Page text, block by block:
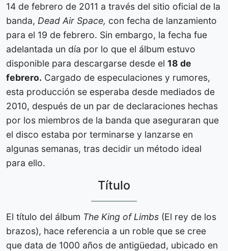
14 de febrero de 2011 a través del sitio oficial de la
banda, Dead Air Space, con fecha de lanzamiento
para el 19 de febrero. Sin embargo, la fecha fue
adelantada un día por lo que el álbum estuvo
disponible para descargarse desde el 18 de
febrero. Cargado de especulaciones y rumores,
esta producción se esperaba desde mediados de
2010, después de un par de declaraciones hechas
por los miembros de la banda que aseguraran que
el disco estaba por terminarse y lanzarse en
algunas semanas, tras decidir un método ideal
para ello.
Título
El título del álbum The King of Limbs (El rey de los
brazos), hace referencia a un roble que se cree
que data de 1000 años de antigüedad, ubicado en